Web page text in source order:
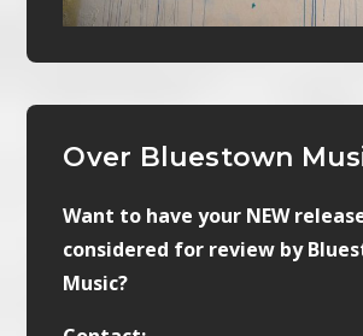
Over Bluestown
Want to have your NEW
considered for review by
Music?